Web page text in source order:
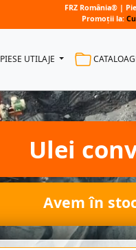
Ulei
Avem în
FRZ România® |
Promoții la:
PIESE UTILAJE